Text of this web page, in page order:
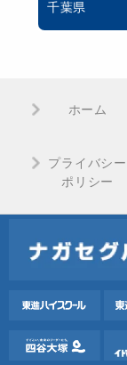
千葉県
ホーム
プライバシー
ポリシー